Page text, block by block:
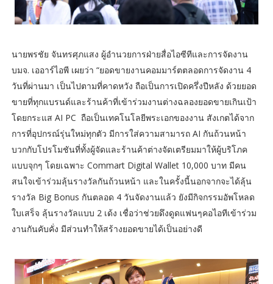
นายพรชัย จันทรศุภแสง ผู้อำนวยการฝ่ายสื่อไอซีทีและการจัดงาน
บมจ. เออาร์ไอพี เผยว่า “ยอดขายงานคอมมาร์ตตลอดการจัดงาน 4
วันที่ผ่านมา เป็นไปตามที่คาดหวัง ถือเป็นการเปิดครึ่งปีหลัง ด้วยยอด
ขายที่ทุกแบรนด์และร้านค้าที่เข้าร่วมงานต่างฉลองยอดขายเกินเป้า
โดยกระแส AI PC ถือเป็นเทคโนโลยีพระเอกของงาน สังเกตได้จาก
การที่อุปกรณ์รุ่นใหม่ทุกตัว มีการใส่ความสามารถ AI กันถ้วนหน้า
บวกกับโปรโมชันที่ทั้งผู้จัดและร้านค้าต่างจัดเตรียมมาให้ผู้บริโภค
แบบจุกๆ โดยเฉพาะ Commart Digital Wallet 10,000 บาท มีคน
สนใจเข้าร่วมลุ้นรางวัลกันถ้วนหน้า และในครั้งนี้นอกจากจะได้ลุ้น
รางวัล Big Bonus กันตลอด 4 วันจัดงานแล้ว ยังมีกิจกรรมอัพโหลด
ใบเสร็จ ลุ้นรางวัลแบบ 2 เด้ง เชื่อว่าช่วยดึงดูดแฟนๆคอไอทีเข้าร่วม
งานกันคับคั่ง มีส่วนทำให้สร้างยอดขายได้เป็นอย่างดี